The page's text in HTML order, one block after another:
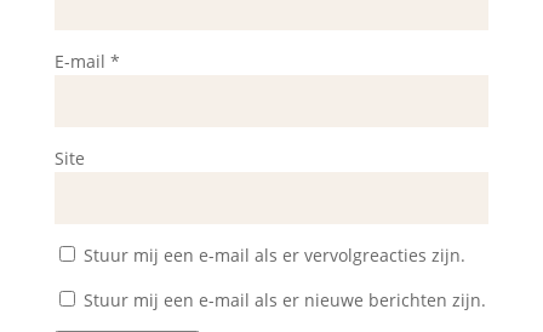
E-mail *
Site
Stuur mij een e-mail als er vervolgreacties zijn.
Stuur mij een e-mail als er nieuwe berichten zijn.